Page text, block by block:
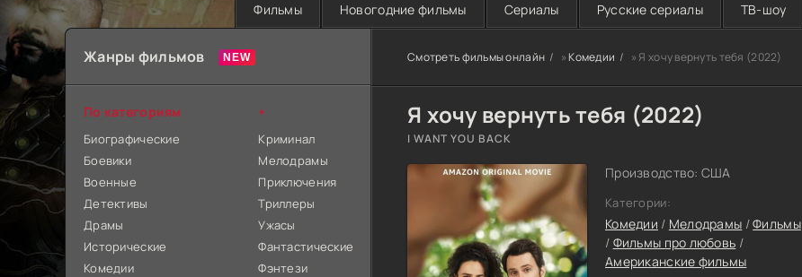
Фильмы Новогодние фильмы Сериалы Русские сериалы ТВ-шоу
Смотреть фильмы онлайн »Комедии » Я хочу вернуть тебя (2022)
Я хочу вернуть тебя (2022)
I WANT YOU BACK
Производство: США
Категории:
Комедии / Мелодрамы /Фильмы
/ Фильмы про любовь /
Американские фильмы
Жанры фильмов
По категориям
Биографические
Боевики
Военные
Детективы
Драмы
Исторические
Комедии
+
Криминал
Мелодрамы
Приключения
Триллеры
Ужасы
Фантастические
Фэнтези